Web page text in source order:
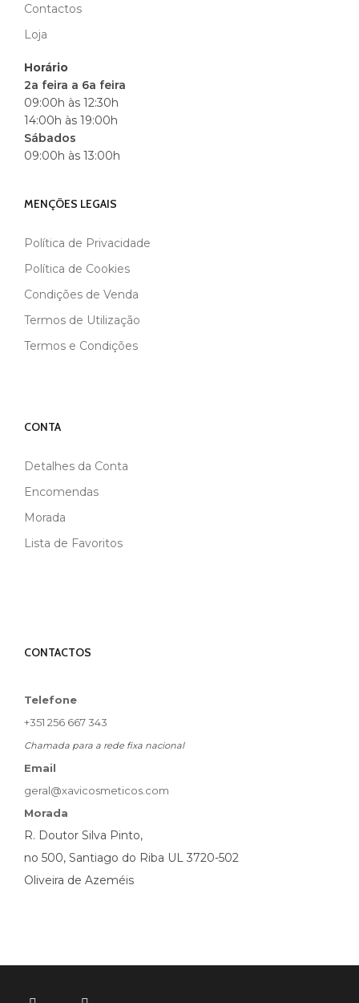
Contactos
Loja
Horário
2a feira a 6a feira
09:00h às 12:30h
14:00h às 19:00h
Sábados
09:00h às 13:00h
MENÇÕES LEGAIS
Política de Privacidade
Política de Cookies
Condições de Venda
Termos de Utilização
Termos e Condições
CONTA
Detalhes da Conta
Encomendas
Morada
Lista de Favoritos
CONTACTOS
Telefone
+351 256 667 343
Chamada para a rede fixa nacional
Email
geral@xavicosmeticos.com
Morada
R. Doutor Silva Pinto,
no 500, Santiago do Riba UL 3720-502
Oliveira de Azeméis